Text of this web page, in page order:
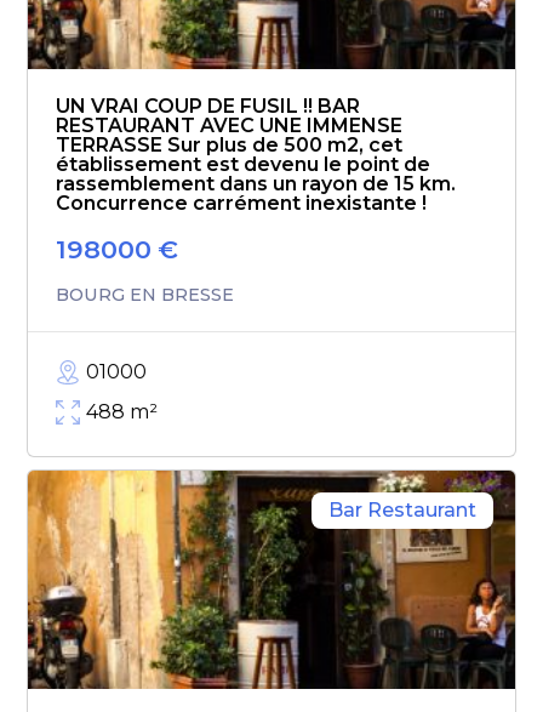
UN VRAI COUP DE FUSIL !! BAR
RESTAURANT AVEC UNE IMMENSE
TERRASSE Sur plus de 500 m2, cet
établissement est devenu le point de
rassemblement dans un rayon de 15 km.
Concurrence carrément inexistante !
198000 €
BOURG EN BRESSE
01000
488 m²
Bar Restaurant